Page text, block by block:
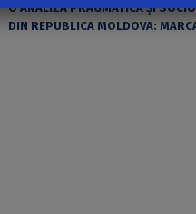
O ANALIZĂ PRAGMATICĂ ȘI
DIN REPUBLICA MOLDOVA: